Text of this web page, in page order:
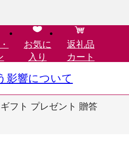
お気に
入り
返礼品
カート
影響について
フト プレゼント 贈答